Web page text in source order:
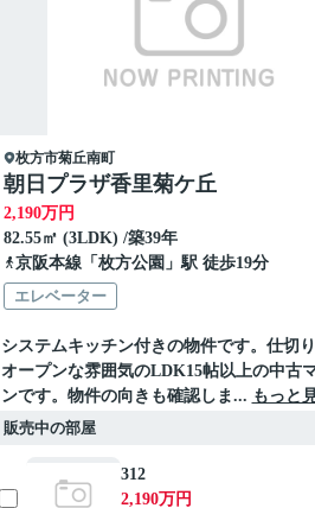
枚方市菊丘南町
朝日プラザ香里菊ケ丘
2,190万円
82.55㎡ (3LDK) /築39年
京阪本線「 枚方公園 」駅 徒歩19分
エレベーター
システムキッチン付きの物件です。仕切
オープンな雰囲気のLDK15帖以上の中古
ンです。物件の向きも確認しま... もっと
販売中の部屋
312
2,190万円